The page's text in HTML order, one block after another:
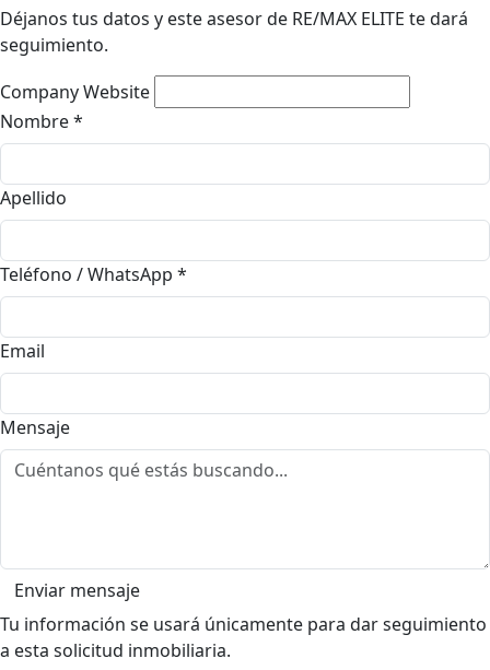
Déjanos tus datos y este asesor de RE/MAX ELITE te dará
seguimiento.
Company Website
Nombre*
Apellido
Teléfono / WhatsApp *
Email
Mensaje
Enviar mensaje
Tu información se usará únicamente para dar seguimiento
a esta solicitud inmobiliaria.